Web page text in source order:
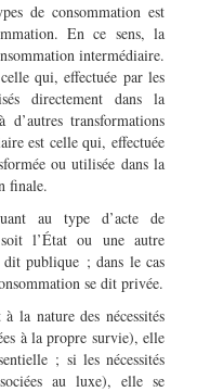
de consommation est
En ce sens, la
intermédiaire.
qui, effectuée par les
directement dans la
d’autres transformations
est celle qui, effectuée
ou utilisée dans la
finale.
au type d’acte de
l’État ou une autre
publique ; dans le cas
se dit privée.
la nature des nécessités
à la propre survie), elle
; si les nécessités
au luxe), elle se